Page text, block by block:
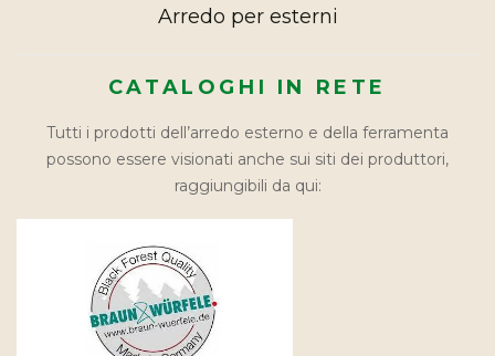
Arredo per esterni
CATALOGHI IN RETE
Tutti i prodotti dell’arredo esterno e della ferramenta
possono essere visionati anche sui siti dei produttori,
raggiungibili da qui: